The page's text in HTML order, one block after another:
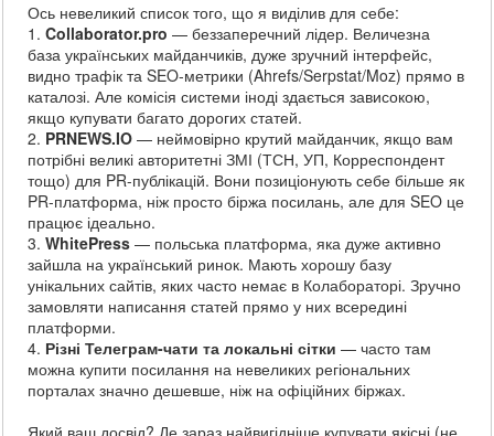
Ось невеликий список того, що я виділив для себе:
1.Collaborator.pro — беззаперечний лідер. Величезна
база українських майданчиків, дуже зручний інтерфейс,
видно трафік та SEO-метрики (Ahrefs/Serpstat/Moz) прямо в
каталозі. Але комісія системи іноді здається зависокою,
якщо купувати багато дорогих статей.
2. PRNEWS.IO — неймовірно крутий майданчик, якщо вам
потрібні великі авторитетні ЗМІ (ТСН, УП, Корреспондент
тощо) для PR-публікацій. Вони позиціонують себе більше як
PR-платформа, ніж просто біржа посилань, але для SEO це
працює ідеально.
3.WhitePress — польська платформа, яка дуже активно
зайшла на український ринок. Мають хорошу базу
унікальних сайтів, яких часто немає в Колабораторі. Зручно
замовляти написання статей прямо у них всередині
платформи.
4. Різні Телеграм-чати та локальні сітки — часто там
можна купити посилання на невеликих регіональних
порталах значно дешевше, ніж на офіційних біржах.
Який ваш досвід? Де зараз найвигідніше купувати якісні (не